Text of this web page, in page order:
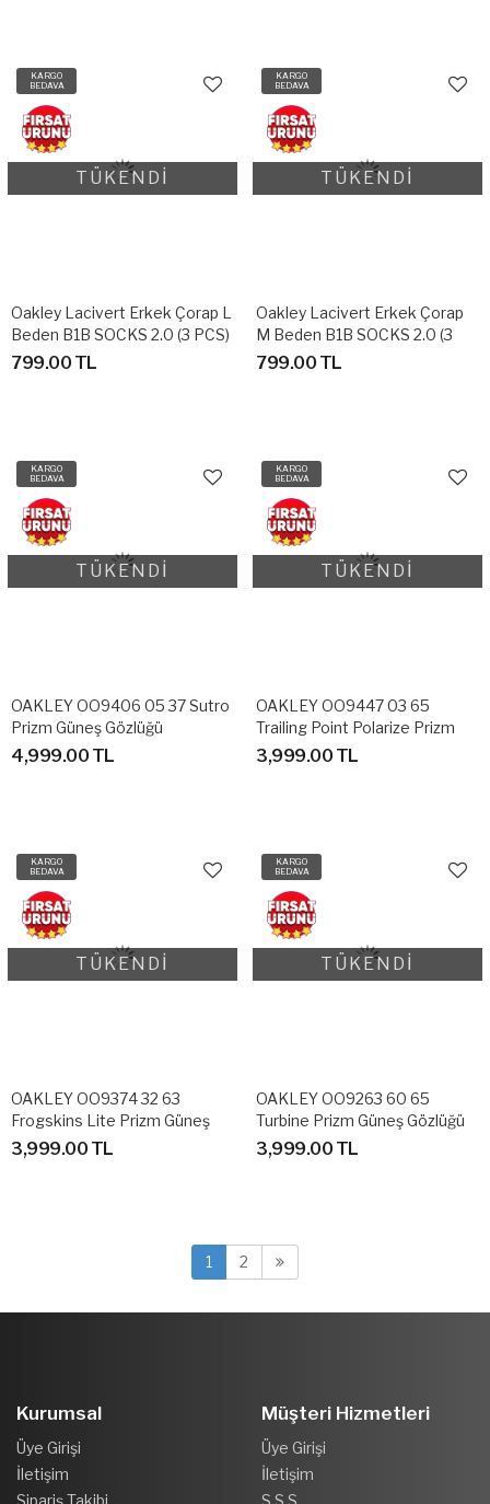
KARGO
BEDAVA
TÜKENDİ
Oakley Lacivert Erkek Çorap L
Beden B1B SOCKS 2.0 (3 PCS)
3 ÇİFT FATHOM 6AC
799.00 TL
KARGO
BEDAVA
TÜKENDİ
Oakley Lacivert Erkek Çorap
M Beden B1B SOCKS 2.0 (3
PCS) 3 ÇİFT FATHOM 6AC
799.00 TL
KARGO
BEDAVA
TÜKENDİ
OAKLEY OO9406 05 37 Sutro
Prizm Güneş Gözlüğü
4,999.00 TL
KARGO
BEDAVA
TÜKENDİ
OAKLEY OO9447 03 65
Trailing Point Polarize Prizm
Güneş Gözlüğü
3,999.00 TL
KARGO
BEDAVA
TÜKENDİ
OAKLEY OO9374 32 63
Frogskins Lite Prizm Güneş
Gözlüğü
3,999.00 TL
KARGO
BEDAVA
TÜKENDİ
OAKLEY OO9263 60 65
Turbine Prizm Güneş Gözlüğü
3,999.00 TL
1 2
Kurumsal
Üye Girişi
İletişim
Sipariş Takibi
Müşteri Hizmetleri
Üye Girişi
İletişim
S.S.S.